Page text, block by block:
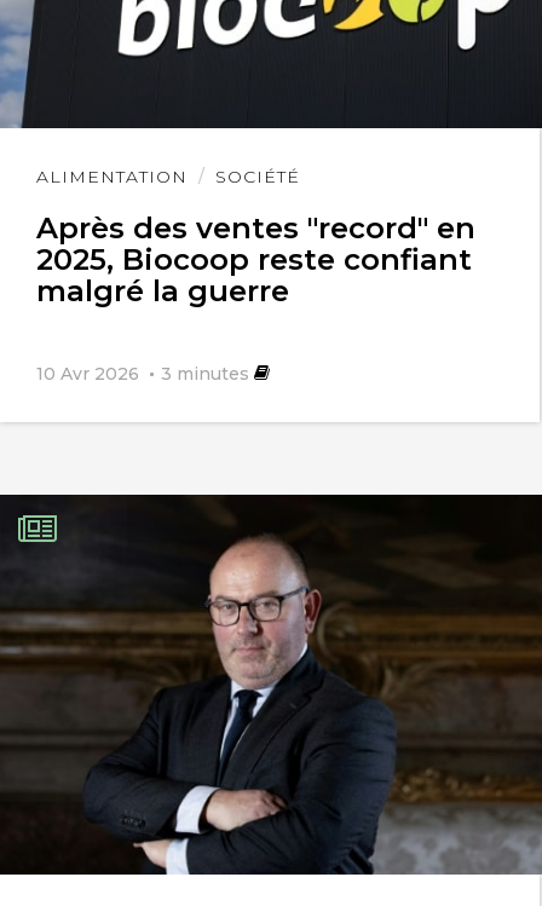
ALIMENTATION SOCIÉTÉ
Après des ventes "record" en
2025, Biocoop reste confiant
malgré la guerre
10 Avr 2026 3 minutes
Lire